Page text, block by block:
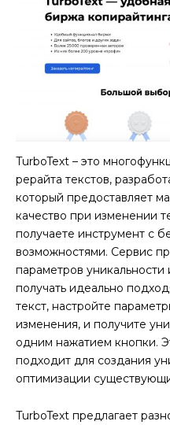
TurboText – это
рерайта текстов,
который предоставляет
качество при изменении
получаете инструмент с
возможностями. Сервис
параметров уникальности
получать идеально
текст, настройте
изменения, и получите
одним нажатием кнопки.
подходит для создания
оптимизации
TurboText предлагает